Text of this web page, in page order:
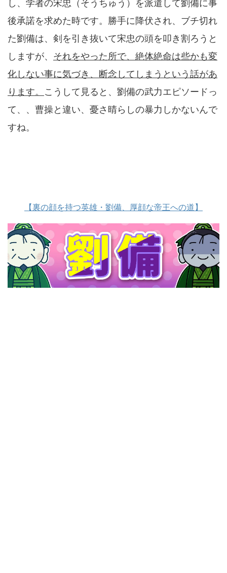
し、学者の宋忠（そうちゅう）を派遣して劉備に事
後承諾を求めた時です。勝手に降伏され、ブチ切れ
た劉備は、剣を引き抜いて宋忠の頭を叩き割ろうと
しますが、 それをやった所で、絶体絶命は些かも変
化しない事に気づき、 断念してしまうという話があ
ります。 こうして見ると、劉備の武力エピソードっ
て、、曹操と違い、憂さ晴らしの暴力しかないんで
すね。
【裏の顔を持つ英雄・劉備、厚顔な帝王への道】